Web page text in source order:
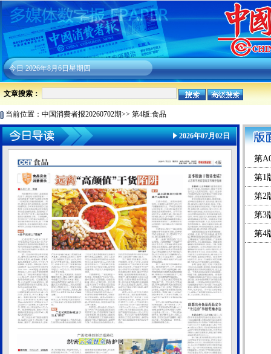
今日2026年8月6日星期四
文章搜索：
当前位置： 中国消费者报20260702期>> 第4版:食品
2026年07月02日
第
第1
第2
第3
第4